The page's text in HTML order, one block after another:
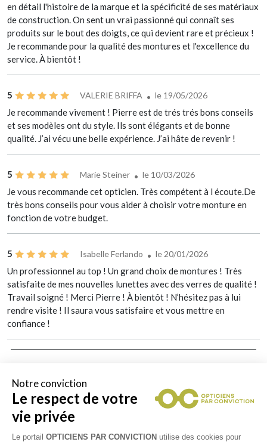
en détail l'histoire de la marque et la spécificité de ses matériaux
de construction. On sent un vrai passionné qui connaît ses
produits sur le bout des doigts, ce qui devient rare et précieux !
Je recommande pour la qualité des montures et l'excellence du
service. À bientôt !
5 VALERIE BRIFFA le 19/05/2026
Je recommande vivement ! Pierre est de trés trés bons conseils
et ses modèles ont du style. Ils sont élégants et de bonne
qualité. J’ai vécu une belle expérience. J’ai hâte de revenir !
5 Marie Steiner le 10/03/2026
Je vous recommande cet opticien. Très compétent à l écoute.De
très bons conseils pour vous aider à choisir votre monture en
fonction de votre budget.
5 Isabelle Ferlando le 20/01/2026
Un professionnel au top ! Un grand choix de montures ! Très
satisfaite de mes nouvelles lunettes avec des verres de qualité !
Travail soigné ! Merci Pierre ! À bientôt ! N’hésitez pas à lui
rendre visite ! Il saura vous satisfaire et vous mettre en
confiance !
Notre conviction
Le respect de votre
vie privée
Le portail OPTICIENS PAR CONVICTION utilise des cookies pour